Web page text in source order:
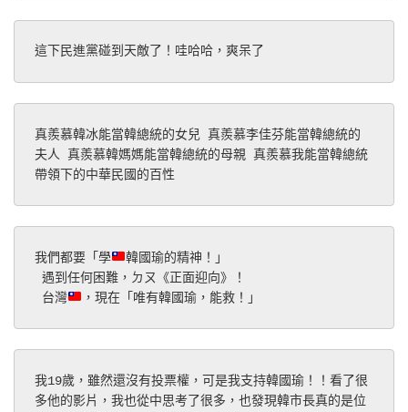
這下民進黨碰到天敵了！哇哈哈，爽呆了
真羨慕韓冰能當韓總統的女兒 真羨慕李佳芬能當韓總統的
夫人 真羨慕韓媽媽能當韓總統的母親 真羨慕我能當韓總統
帶領下的中華民國的百性
我們都要「學
韓國瑜的精神！」
遇到任何困難，ㄉㄡ《正面迎向》！
台灣
，現在「唯有韓國瑜，能救！」
我19歲，雖然還沒有投票權，可是我支持韓國瑜！！看了很
多他的影片，我也從中思考了很多，也發現韓市長真的是位